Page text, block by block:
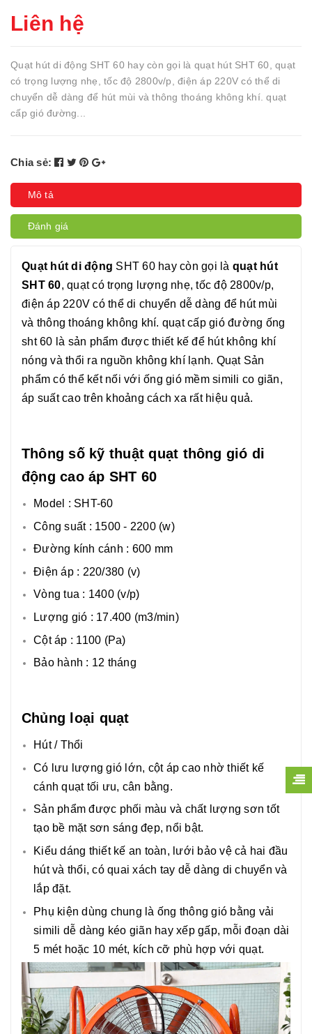
Liên hệ
Quạt hút di động SHT 60 hay còn gọi là quạt hút SHT 60, quạt
có trọng lượng nhẹ, tốc độ 2800v/p, điện áp 220V có thể di
chuyển dễ dàng để hút mùi và thông thoáng không khí. quạt
cấp gió đường...
Chia sẻ:
Mô tả
Đánh giá
Quạt hút di động SHT 60 hay còn gọi là quạt hút
SHT 60, quạt có trọng lượng nhẹ, tốc độ 2800v/p,
điện áp 220V có thể di chuyển dễ dàng để hút mùi
và thông thoáng không khí. quạt cấp gió đường ống
sht 60 là sản phẩm được thiết kế để hút không khí
nóng và thổi ra nguồn không khí lạnh. Quạt Sản
phẩm có thể kết nối với ống gió mềm simili co giãn,
áp suất cao trên khoảng cách xa rất hiệu quả.
Thông số kỹ thuật quạt thông gió di
động cao áp SHT 60
Model : SHT-60
Công suất : 1500 - 2200 (w)
Đường kính cánh : 600 mm
Điện áp : 220/380 (v)
Vòng tua : 1400 (v/p)
Lượng gió : 17.400 (m3/min)
Cột áp : 1100 (Pa)
Bảo hành : 12 tháng
Chủng loại quạt
Hút / Thổi
Có lưu lượng gió lớn, cột áp cao nhờ thiết kế
cánh quạt tối ưu, cân bằng.
Sản phẩm được phối màu và chất lượng sơn tốt
tạo bề mặt sơn sáng đẹp, nổi bật.
Kiểu dáng thiết kế an toàn, lưới bảo vệ cả hai đầu
hút và thổi, có quai xách tay dễ dàng di chuyển và
lắp đặt.
Phụ kiện dùng chung là ống thông gió bằng vải
simili dễ dàng kéo giãn hay xếp gấp, mỗi đoạn dài
5 mét hoặc 10 mét, kích cỡ phù hợp với quạt.